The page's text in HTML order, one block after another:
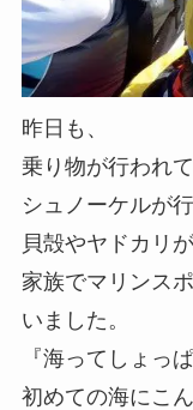
昨日も、
乗り物が行われ
シュノーケルが
貝殻やヤドカリ
家族でマリンス
いました。
『海ってしょっ
初めての海にこ